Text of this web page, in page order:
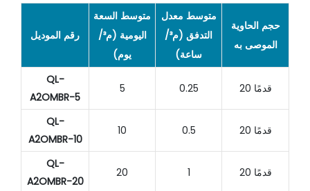
رقم الموديل
متوسط ​​السعة
اليومية (م³/
يوم)
متوسط ​​معدل
التدفق (م³/
ساعة)
حجم الحاوية
الموصى به
QL-
A2OMBR-5
5 0.25 20 قدمًا
QL-
A2OMBR-10
10 0.5 20 قدمًا
QL-
A2OMBR-20
20 1 20 قدمًا